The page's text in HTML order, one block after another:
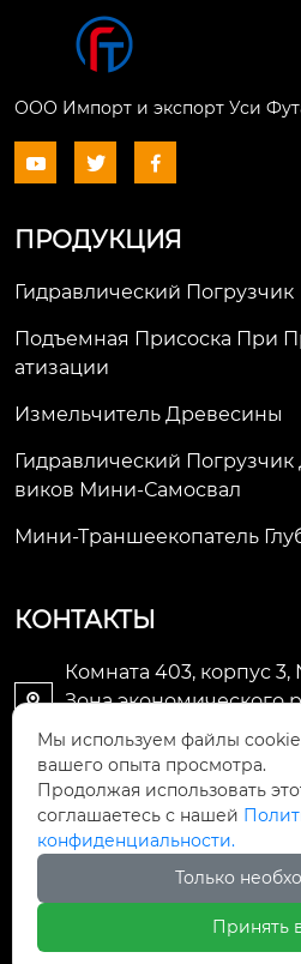
ООО Импорт и экспорт Уси
  
ПРОДУКЦИЯ
Гидравлический Погрузчик
Подъемная Присоска При
Атизации
Измельчитель Древесины
Гидравлический
Виков Мини-Самосвал
Мини-Траншеекопатель
КОНТАКТЫ

Комната 403, корпус
Зона экономического
 li@futaogroup.com
 +86-13665163520
 +8613665163520
Мы используем файлы
вашего опыта просмотра.
Продолжая использовать
соглашаетесь с нашей
конфиденциальности.
Только
Принять